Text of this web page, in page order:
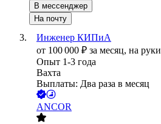
В мессенджер
На почту
Инженер КИПиА
от 100 000 ₽ за месяц, на руки
Опыт 1-3 года
Вахта
Выплаты: Два раза в месяц
ANCOR